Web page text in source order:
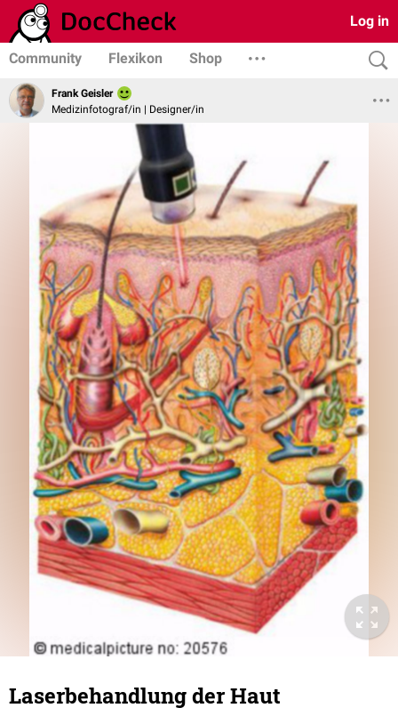
Log in
Community Flexikon Shop
Frank Geisler
Medizinfotograf/in | Designer/in
Laserbehandlung der Haut